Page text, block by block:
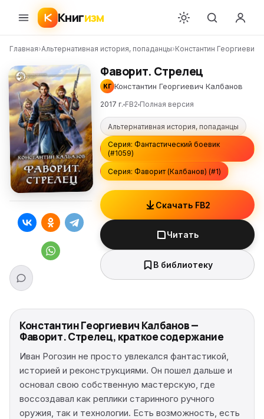
Книгизм
Главная›Альтернативная история, попаданцы›Константин Георгиевич
Фаворит. Стрелец
КГ Константин Георгиевич Калбанов
2017 г. FB2 Полная версия
Альтернативная история, попаданцы
Серия: Фантастический боевик
(#1059)
Серия: Фаворит (Калбанов) (#1)
Скачать FB2
Читать
В библиотеку
Константин Георгиевич Калбанов —
Фаворит. Стрелец, краткое содержание
Иван Рогозин не просто увлекался фантастикой,
историей и реконструкциями. Он пошел дальше и
основал свою собственную мастерскую, где
воссоздавал как реплики старинного ручного
оружия, так и технологии. Есть возможность, есть